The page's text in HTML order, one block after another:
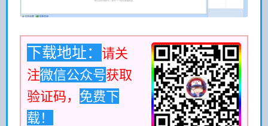
下载地址：
请关
注微信公众号获取
验证码， 免费下
载！